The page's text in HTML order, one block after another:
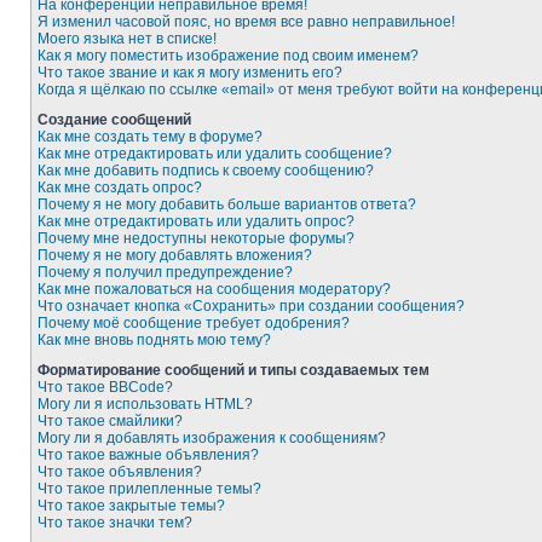
На конференции неправильное время!
Я изменил часовой пояс, но время все равно неправильное!
Моего языка нет в списке!
Как я могу поместить изображение под своим именем?
Что такое звание и как я могу изменить его?
Когда я щёлкаю по ссылке «email» от меня требуют войти на
Создание сообщений
Как мне создать тему в форуме?
Как мне отредактировать или удалить сообщение?
Как мне добавить подпись к своему сообщению?
Как мне создать опрос?
Почему я не могу добавить больше вариантов ответа?
Как мне отредактировать или удалить опрос?
Почему мне недоступны некоторые форумы?
Почему я не могу добавлять вложения?
Почему я получил предупреждение?
Как мне пожаловаться на сообщения модератору?
Что означает кнопка «Сохранить» при создании сообщения?
Почему моё сообщение требует одобрения?
Как мне вновь поднять мою тему?
Форматирование сообщений и типы создаваемых тем
Что такое BBCode?
Могу ли я использовать HTML?
Что такое смайлики?
Могу ли я добавлять изображения к сообщениям?
Что такое важные объявления?
Что такое объявления?
Что такое прилепленные темы?
Что такое закрытые темы?
Что такое значки тем?